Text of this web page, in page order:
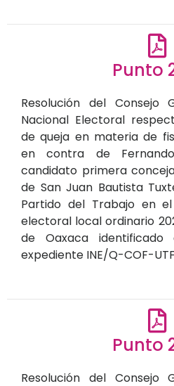
Punto
Resolución del Consejo
Nacional Electoral
de queja en materia de
en contra de
candidato primera
de San Juan Bautista
Partido del Trabajo en
electoral local ordinario
de Oaxaca
expediente INE/Q-COF-
Punto
Resolución del Consejo